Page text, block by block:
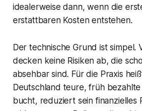
idealerweise dann, wenn die
erstattbaren Kosten entstehen.
Der technische Grund ist simpel.
decken keine Risiken ab, die
absehbar sind. Für die Praxis
Deutschland teure, früh bezahlte
bucht, reduziert sein finanzielles